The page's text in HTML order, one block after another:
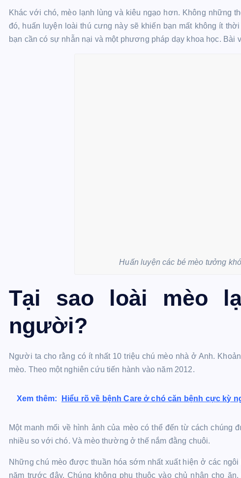
Khác với chó, mèo lạnh lùng và kiêu ngạo hơn. Không những
đó, huấn luyện loài thú cưng này sẽ khiến bạn mất không ít
bạn cần có sự nhẫn nại và một phương pháp dạy khoa học. Bài
Huấn luyện các bé mèo tưởng
Tại sao loài mèo
người?
Người ta cho rằng có ít nhất 10 triệu chú mèo nhà ở Anh.
mèo. Theo một nghiên cứu tiến hành vào năm 2012.
Xem thêm: Hiểu rõ về bệnh Care ở chó căn bệnh cực kỳ
Một manh mối về hình ảnh của mèo có thể đến từ cách
nhiều so với chó. Và mèo thường ở thế nắm đằng chuôi.
Những chú mèo được thuần hóa sớm nhất xuất hiện ở các
năm trước đây. Chúng không phụ thuộc vào chủ nhân cho